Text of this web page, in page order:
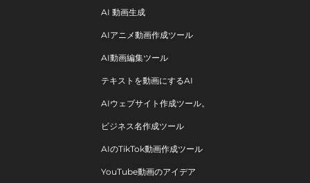
AI 動画生成
AIアニメ動画作成ツール
AI動画編集ツール
テキストを動画にするAI
AIウェブサイト作成ツール。
ビジネス名作成ツール
AIのTikTok動画作成ツール
YouTube動画のアイデア